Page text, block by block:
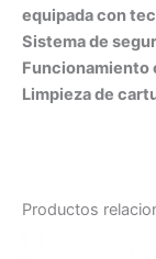
equipada con
Sistema de
Funcionamiento
Limpieza de
Productos